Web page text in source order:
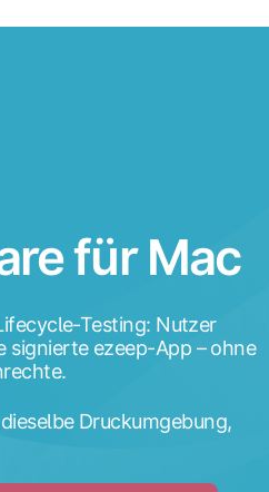
für Mac
Testing: Nutzer
signierte ezeep-App – ohne
Druckumgebung,